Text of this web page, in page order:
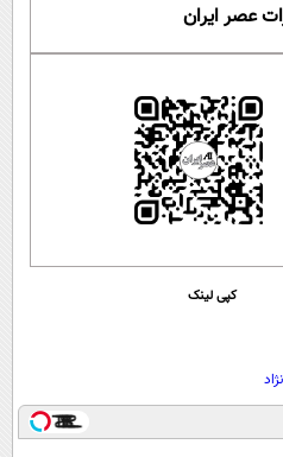
عصر ایران
کپی لینک